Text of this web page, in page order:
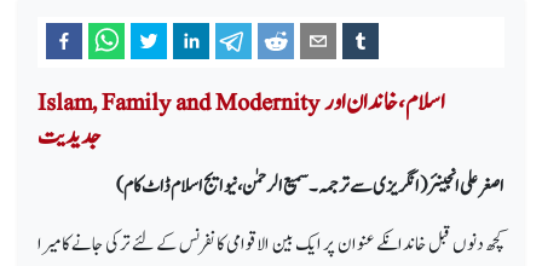
Islam, Family and Modernity اسلام، خاندان اور
جدیدیت
اصغر علی انجینئر (انگریزی سے ترجمہ۔ سمیع الرحمٰن، نیو ایج اسلام ڈاٹ کام)
کچھ دنوں قبل خاندانکے عنوان پر ایک بین الاقوامی کانفرنس کے لئے ترکی جانے کا میرا